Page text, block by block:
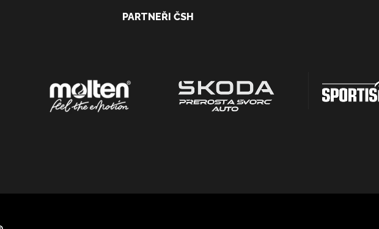
PARTNEŘI ČSH